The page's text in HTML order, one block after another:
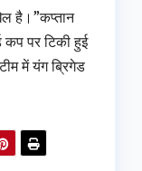
है।”कप्‍तान
कप पर टिकी हुई
में यंग ब्रिगेड